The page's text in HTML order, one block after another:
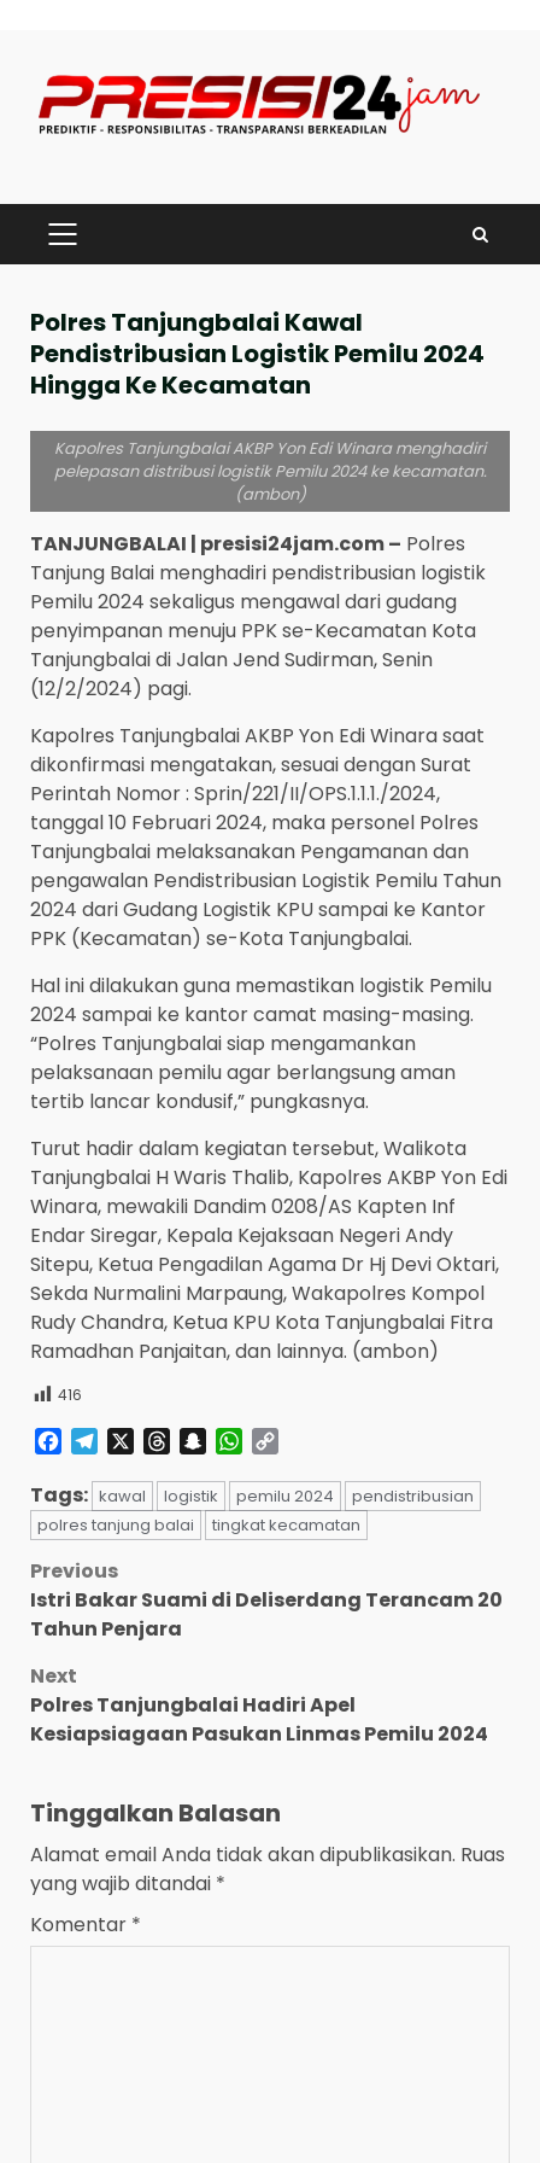
content
PRIMARY
MENU
Polres Tanjungbalai Kawal
Pendistribusian Logistik Pemilu 2024
Hingga Ke Kecamatan
Kapolres Tanjungbalai AKBP Yon Edi Winara menghadiri
pelepasan distribusi logistik Pemilu 2024 ke kecamatan.
(ambon)
TANJUNGBALAI | presisi24jam.com – Polres
Tanjung Balai menghadiri pendistribusian logistik
Pemilu 2024 sekaligus mengawal dari gudang
penyimpanan menuju PPK se-Kecamatan Kota
Tanjungbalai di Jalan Jend Sudirman, Senin
(12/2/2024) pagi.
Kapolres Tanjungbalai AKBP Yon Edi Winara saat
dikonfirmasi mengatakan, sesuai dengan Surat
Perintah Nomor : Sprin/221/II/OPS.1.1.1./2024,
tanggal 10 Februari 2024, maka personel Polres
Tanjungbalai melaksanakan Pengamanan dan
pengawalan Pendistribusian Logistik Pemilu Tahun
2024 dari Gudang Logistik KPU sampai ke Kantor
PPK (Kecamatan) se-Kota Tanjungbalai.
Hal ini dilakukan guna memastikan logistik Pemilu
2024 sampai ke kantor camat masing-masing.
“Polres Tanjungbalai siap mengamankan
pelaksanaan pemilu agar berlangsung aman
tertib lancar kondusif,” pungkasnya.
Turut hadir dalam kegiatan tersebut, Walikota
Tanjungbalai H Waris Thalib, Kapolres AKBP Yon Edi
Winara, mewakili Dandim 0208/AS Kapten Inf
Endar Siregar, Kepala Kejaksaan Negeri Andy
Sitepu, Ketua Pengadilan Agama Dr Hj Devi Oktari,
Sekda Nurmalini Marpaung, Wakapolres Kompol
Rudy Chandra, Ketua KPU Kota Tanjungbalai Fitra
Ramadhan Panjaitan, dan lainnya. (ambon)
416
Facebook
TelegramThreadsSnapchatWhatsApp
Tags: kawal logistik pemilu 2024
pendistribusian
polres tanjung balai
tingkat kecamatan
Post
navigation
Previous
Istri Bakar Suami di Deliserdang Terancam 20
Tahun Penjara
Next
Polres Tanjungbalai Hadiri Apel
Kesiapsiagaan Pasukan Linmas Pemilu 2024
Tinggalkan Balasan
Alamat email Anda tidak akan dipublikasikan. Ruas
yang wajib ditandai *
Komentar *